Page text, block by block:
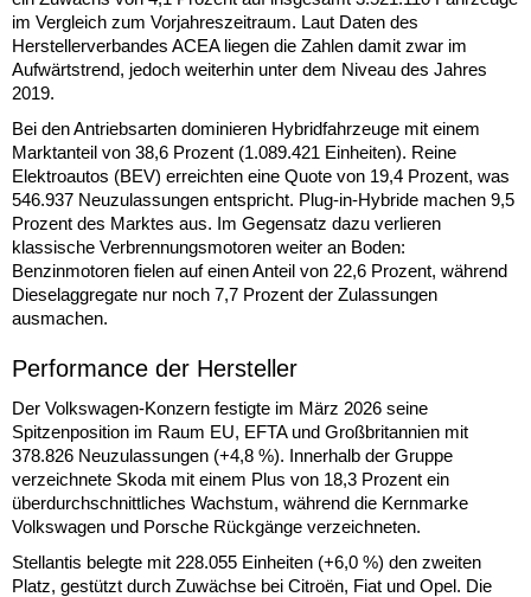
im Vergleich zum Vorjahreszeitraum. Laut Daten des
Herstellerverbandes ACEA liegen die Zahlen damit zwar im
Aufwärtstrend, jedoch weiterhin unter dem Niveau des Jahres
2019.
Bei den Antriebsarten dominieren Hybridfahrzeuge mit einem
Marktanteil von 38,6 Prozent (1.089.421 Einheiten). Reine
Elektroautos (BEV) erreichten eine Quote von 19,4 Prozent, was
546.937 Neuzulassungen entspricht. Plug-in-Hybride machen 9,5
Prozent des Marktes aus. Im Gegensatz dazu verlieren
klassische Verbrennungsmotoren weiter an Boden:
Benzinmotoren fielen auf einen Anteil von 22,6 Prozent, während
Dieselaggregate nur noch 7,7 Prozent der Zulassungen
ausmachen.
Performance der Hersteller
Der Volkswagen-Konzern festigte im März 2026 seine
Spitzenposition im Raum EU, EFTA und Großbritannien mit
378.826 Neuzulassungen (+4,8 %). Innerhalb der Gruppe
verzeichnete Skoda mit einem Plus von 18,3 Prozent ein
überdurchschnittliches Wachstum, während die Kernmarke
Volkswagen und Porsche Rückgänge verzeichneten.
Stellantis belegte mit 228.055 Einheiten (+6,0 %) den zweiten
Platz, gestützt durch Zuwächse bei Citroën, Fiat und Opel. Die